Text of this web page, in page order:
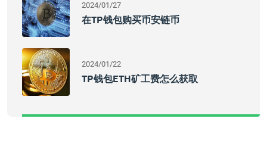
2024/01/27
在TP钱包购买币安链币
2024/01/22
TP钱包ETH矿工费怎么获取